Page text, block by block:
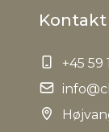
Kontakt
+45 59